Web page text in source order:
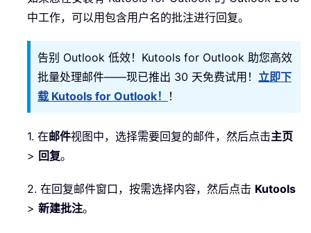
中工作，可以用包含用户名的批注进行回复。
告别 Outlook 低效！Kutools for Outlook 助您高效
批量处理邮件——现已推出 30 天免费试用！ 立即下
载 Kutools for Outlook！
！
1. 在邮件视图中，选择需要回复的邮件，然后点击主页
> 回复。
2. 在回复邮件窗口，按需选择内容，然后点击 Kutools
> 新建批注。